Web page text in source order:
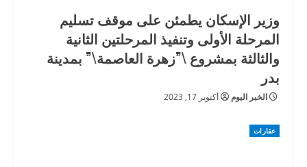
وزير الإسكان يطمئن على موقف تسليم
المرحلة الأولى وتنفيذ المرحلتين الثانية
والثالثة بمشروع \”زهرة العاصمة\” بمدينة
بدر
الخبر اليوم أكتوبر 17, 2023
عقارات